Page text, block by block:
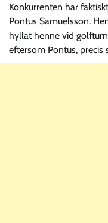
Konkurrenten har
Pontus Samuelsson.
hyllat henne vid
eftersom Pontus, precis